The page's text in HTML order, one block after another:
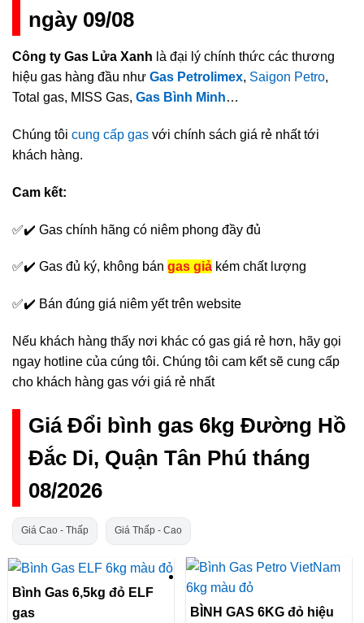
ngày 09/08
Công ty Gas Lửa Xanh là đại lý chính thức các thương
hiệu gas hàng đầu như Gas Petrolimex, Saigon Petro,
Total gas, MISS Gas, Gas Bình Minh…
Chúng tôi cung cấp gas với chính sách giá rẻ nhất tới
khách hàng.
Cam kết:
✅✔️ Gas chính hãng có niêm phong đầy đủ
✅✔️ Gas đủ ký, không bán gas giả kém chất lượng
✅✔️ Bán đúng giá niêm yết trên website
Nếu khách hàng thấy nơi khác có gas giá rẻ hơn, hãy gọi
ngay hotline của cúng tôi. Chúng tôi cam kết sẽ cung cấp
cho khách hàng gas với giá rẻ nhất
Giá Đổi bình gas 6kg Đường Hồ
Đắc Di, Quận Tân Phú tháng
08/2026
Giá Cao - Thấp Giá Thấp - Cao
Bình Gas 6,5kg đỏ ELF
gas
BÌNH GAS 6KG đỏ hiệu